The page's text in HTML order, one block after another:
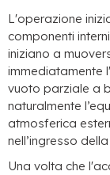
L'operazione
componenti
iniziano a
immediatamente
vuoto parziale a
naturalmente
atmosferica
nell’ingresso
Una volta che